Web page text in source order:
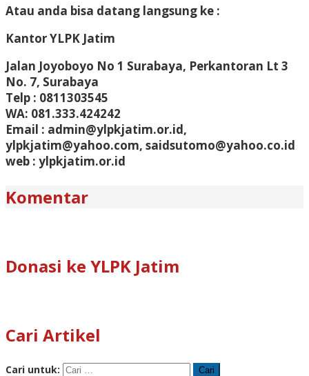
Atau anda bisa datang langsung ke :
Kantor YLPK Jatim
Jalan Joyoboyo No 1 Surabaya, Perkantoran Lt 3
No. 7, Surabaya
Telp : 0811303545
WA: 081.333.424242
Email : admin@ylpkjatim.or.id,
ylpkjatim@yahoo.com, saidsutomo@yahoo.co.id
web : ylpkjatim.or.id
Komentar
Donasi ke YLPK Jatim
Cari Artikel
Cari untuk: